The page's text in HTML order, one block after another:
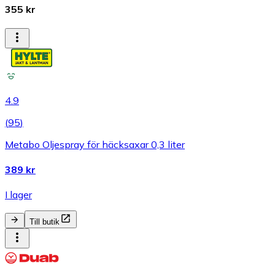
355 kr
4.9
(95)
Metabo Oljespray för häcksaxar 0,3 liter
389 kr
I lager
Till butik